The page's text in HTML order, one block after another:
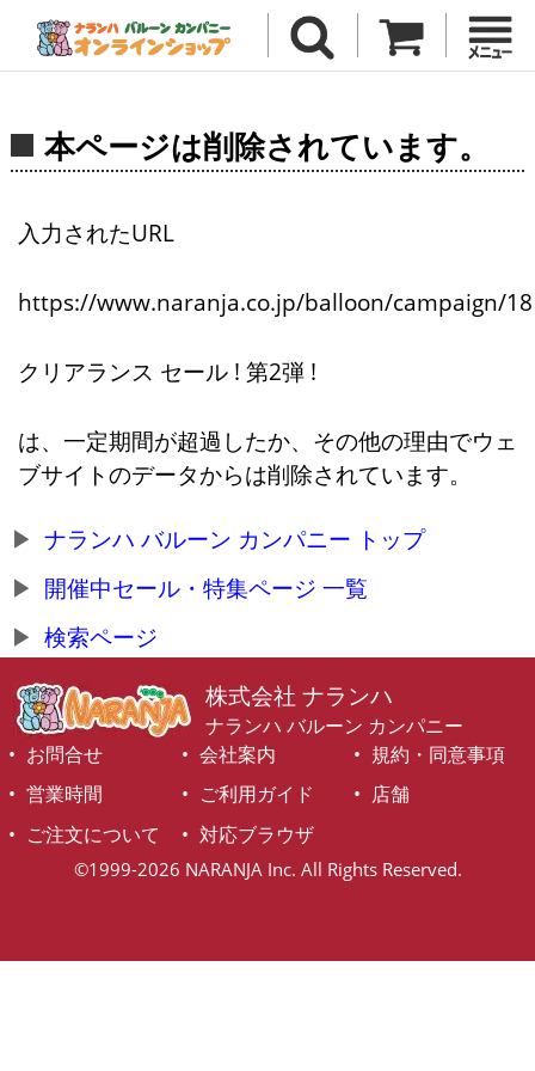
本ページは削除されています。
入力されたURL
https://www.naranja.co.jp/balloon/campaign/18
クリアランス セール ! 第2弾 !
は、一定期間が超過したか、その他の理由でウェ
ブサイトのデータからは削除されています。
ナランハ バルーン カンパニー トップ
開催中セール・特集ページ 一覧
検索ページ
株式会社 ナランハ
ナランハ バルーン カンパニー
お問合せ
会社案内
規約・同意事項
営業時間
ご利用ガイド
店舗
ご注文について
対応ブラウザ
©1999-2026 NARANJA Inc. All Rights Reserved.